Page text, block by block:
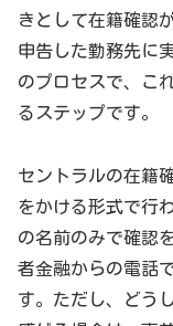
きとして在籍確認
申告した勤務先に
のプロセスで、こ
るステップです。
セントラルの在籍
をかける形式で行
の名前のみで確認
者金融からの電話
す。ただし、どう